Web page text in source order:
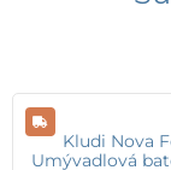
Kludi Nova
Umývadlová